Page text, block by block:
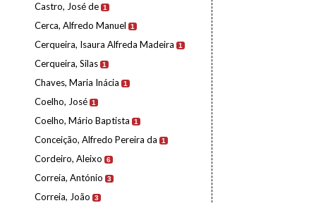
Castro, José de 1
Cerca, Alfredo Manuel 1
Cerqueira, Isaura Alfreda Madeira 1
Cerqueira, Silas 1
Chaves, Maria Inácia 1
Coelho, José 1
Coelho, Mário Baptista 1
Conceição, Alfredo Pereira da 1
Cordeiro, Aleixo 6
Correia, António 3
Correia, João 3